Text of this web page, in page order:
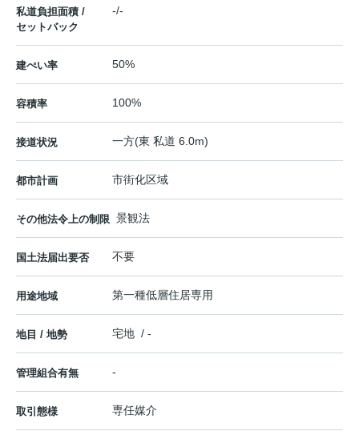
私道負担面積 /
セットバック
-/-
建ぺい率 50%
容積率 100%
接道状況 一方(東 私道 6.0m)
都市計画 市街化区域
その他法令上の制限 景観法
国土法届出要否 不要
用途地域 第一種低層住居専用
地目 / 地勢 宅地 / -
管理組合有無 -
取引態様 専任媒介